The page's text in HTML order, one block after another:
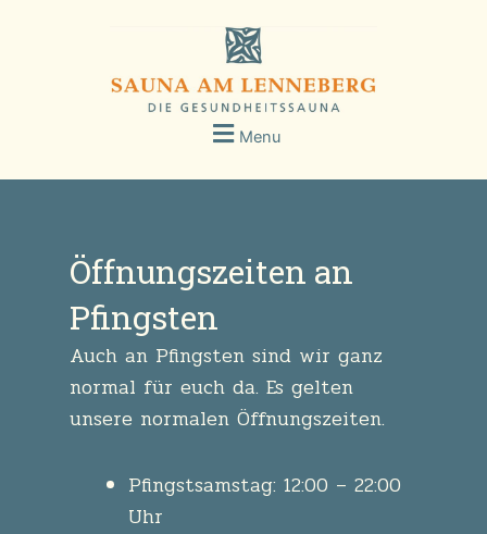
Menu
Öffnungszeiten an
Pfingsten
Auch an Pfingsten sind wir ganz
normal für euch da. Es gelten
unsere normalen Öffnungszeiten.
Pfingstsamstag: 12:00 – 22:00
Uhr